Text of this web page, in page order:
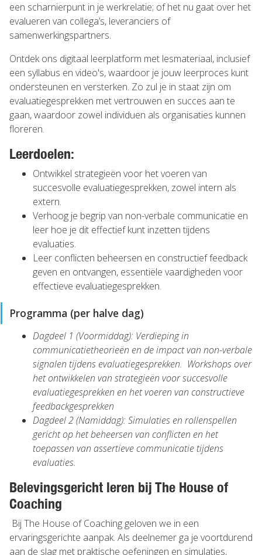
een scharnierpunt in je werkrelatie; of het nu gaat over het
evalueren van collega’s, leveranciers of
samenwerkingspartners.
Ontdek ons digitaal leerplatform met lesmateriaal, inclusief
een syllabus en video's, waardoor je jouw leerproces kunt
ondersteunen en versterken. Zo zul je in staat zijn om
evaluatiegesprekken met vertrouwen en succes aan te
gaan, waardoor zowel individuen als organisaties kunnen
floreren.
Leerdoelen:
Ontwikkel strategieën voor het voeren van
succesvolle evaluatiegesprekken, zowel intern als
extern.
Verhoog je begrip van non-verbale communicatie en
leer hoe je dit effectief kunt inzetten tijdens
evaluaties.
Leer conflicten beheersen en constructief feedback
geven en ontvangen, essentiële vaardigheden voor
effectieve evaluatiegesprekken.
Programma (per halve dag)
Dagdeel 1 (Voormiddag): Verdieping in
communicatietheorieën en de impact van non-verbale
signalen tijdens evaluatiegesprekken. Workshops over
het ontwikkelen van strategieën voor succesvolle
evaluatiegesprekken en het voeren van constructieve
feedbackgesprekken
Dagdeel 2 (Namiddag): Simulaties en rollenspellen
gericht op het beheersen van conflicten en het
toepassen van assertieve communicatie tijdens
evaluaties.
Belevingsgericht leren bij The House of
Coaching
Bij The House of Coaching geloven we in een
ervaringsgerichte aanpak. Als deelnemer ga je voortdurend
aan de slag met praktische oefeningen en simulaties,